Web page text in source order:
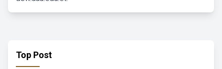
Top Post